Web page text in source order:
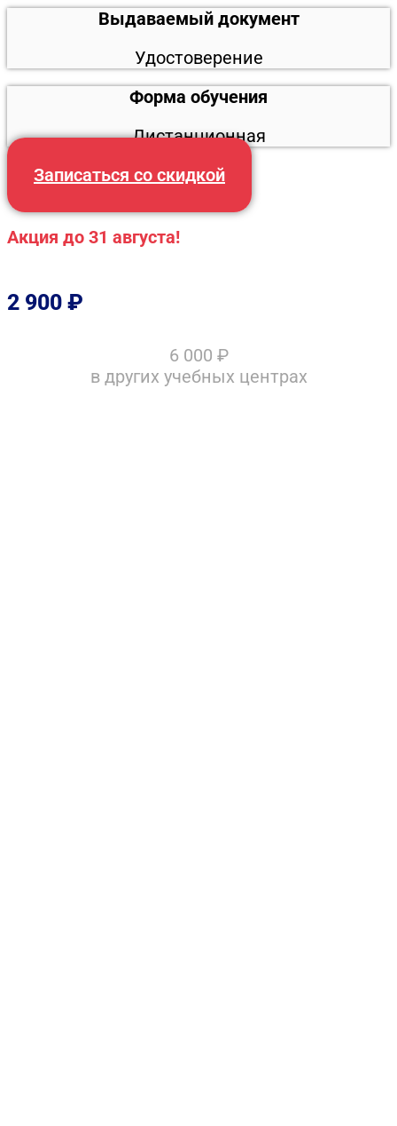
Выдаваемый документ
Удостоверение
Форма обучения
Дистанционная
Записаться со скидкой
Акция до 31 августа!
2 900 ₽
6 000 ₽
в других учебных центрах